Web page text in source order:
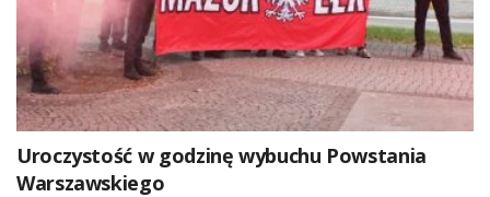
Uroczystość w godzinę wybuchu Powstania
Warszawskiego